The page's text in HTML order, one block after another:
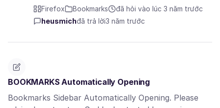
Firefox Bookmarks
đã hỏi vào lúc 3 năm trước
heusmichđã trả lời3 năm trước
BOOKMARKS Automatically Opening
Bookmarks Sidebar Automatically Opening. Please